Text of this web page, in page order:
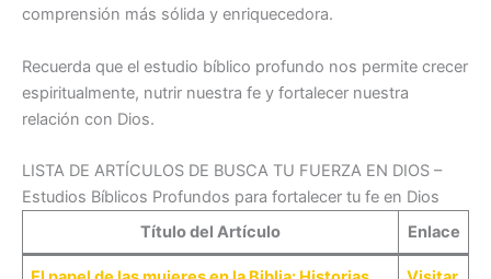
comprensión más sólida y enriquecedora.
Recuerda que el estudio bíblico profundo nos permite crecer
espiritualmente, nutrir nuestra fe y fortalecer nuestra
relación con Dios.
LISTA DE ARTÍCULOS DE BUSCA TU FUERZA EN DIOS –
Estudios Bíblicos Profundos para fortalecer tu fe en Dios
Título del Artículo
Enlace